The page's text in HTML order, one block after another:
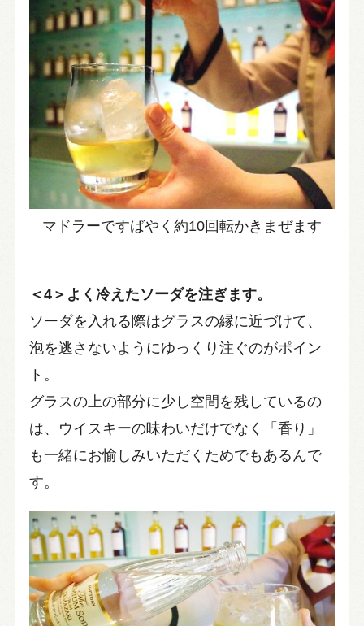
マドラーですばやく約10回転かきまぜます
＜4＞よく冷えたソーダを注ぎます。
ソーダを入れる際はグラスの縁に近づけて、
泡を逃さないようにゆっくり注ぐのがポイン
ト。
グラスの上の部分に少し空間を残しているの
は、ウイスキーの味わいだけでなく「香り」
も一緒にお愉しみいただくためでもあるんで
す。